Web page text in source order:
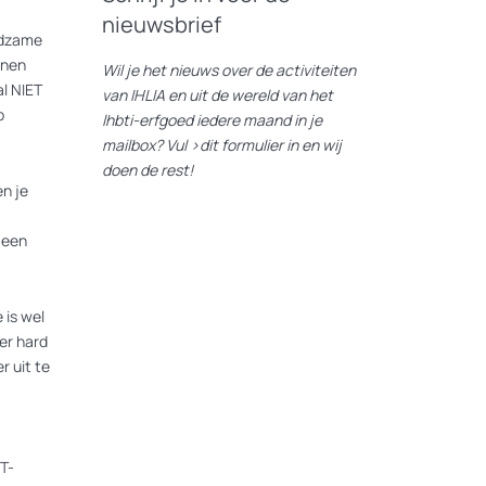
NIET
je
is wel
hard
uit te
T-
nieuwsbrief
Wil je het nieuws over de activiteiten
van IHLIA en uit de wereld van het
lhbti-erfgoed iedere maand in je
mailbox? Vul >dit formulierin en wij
doen de rest!